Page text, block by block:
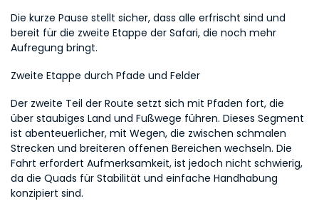
Die kurze Pause stellt sicher, dass alle erfrischt sind und
bereit für die zweite Etappe der Safari, die noch mehr
Aufregung bringt.
Zweite Etappe durch Pfade und Felder
Der zweite Teil der Route setzt sich mit Pfaden fort, die
über staubiges Land und Fußwege führen. Dieses Segment
ist abenteuerlicher, mit Wegen, die zwischen schmalen
Strecken und breiteren offenen Bereichen wechseln. Die
Fahrt erfordert Aufmerksamkeit, ist jedoch nicht schwierig,
da die Quads für Stabilität und einfache Handhabung
konzipiert sind.